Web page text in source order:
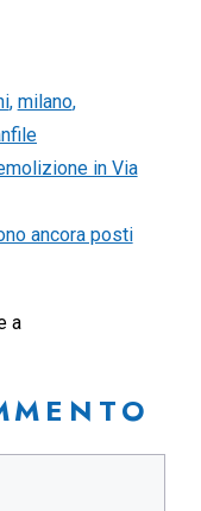
, milano,
in Via
ancora posti
a